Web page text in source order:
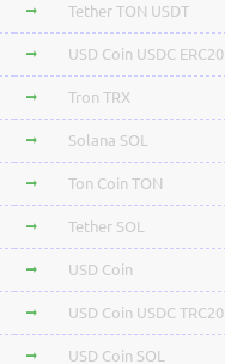
Tether TON USDT
USD Coin USDC ERC20
Tron TRX
Solana SOL
Ton Coin TON
Tether SOL
USD Coin
USD Coin USDC TRC20
USD Coin SOL